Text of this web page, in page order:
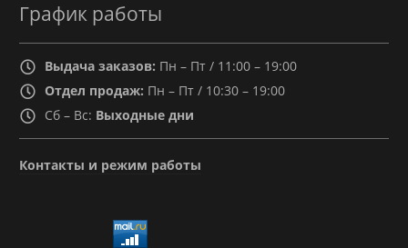
График работы
Выдача заказов: Пн – Пт / 11:00 – 19:00
Отдел продаж: Пн – Пт / 10:30 – 19:00
Сб – Вс: Выходные дни
Контакты и режим работы